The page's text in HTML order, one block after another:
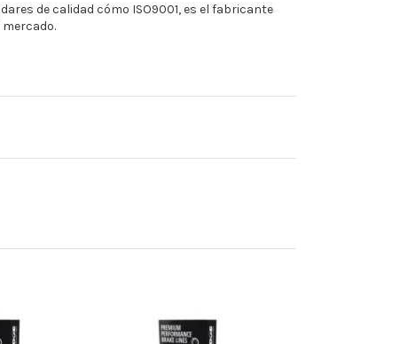
de calidad cómo ISO9001, es el fabricante